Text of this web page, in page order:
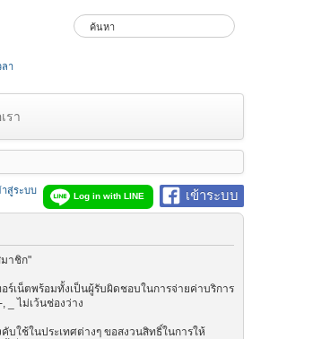
ลา
รา
เข้าระบบ
Log in with LINE
าสู่ระบบ
าชิก"
เน็ตพร้อมทั้งเป็นผู้รับผิดชอบในการจ่ายค่าบริการ
_ ไม่เว้นช่องว่าง
ใช้ในประเทศต่างๆ ขอสงวนสิทธิ์ในการให้